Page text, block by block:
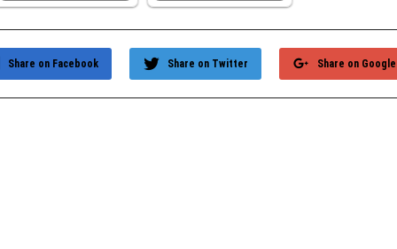
Share on
Share on Twitter
Share on Facebook